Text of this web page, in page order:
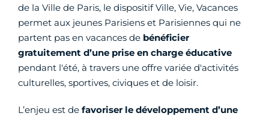
de la Ville de Paris, le dispositif Ville, Vie, Vacances
permet aux jeunes Parisiens et Parisiennes qui ne
partent pas en vacances de bénéficier
gratuitement d’une prise en charge éducative
pendant l'été, à travers une offre variée d'activités
culturelles, sportives, civiques et de loisir.
L’enjeu est de favoriser le développement d’une